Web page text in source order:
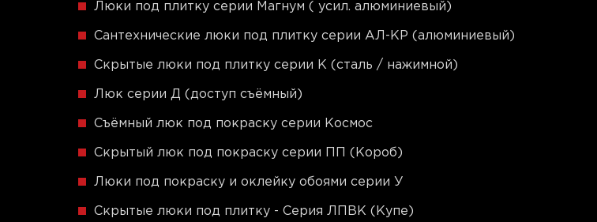
Люки под плитку серии Магнум ( усил. алюминиевый)
Сантехнические люки под плитку серии АЛ-КР (алюминиевый)
Скрытые люки под плитку серии K (сталь / нажимной)
Люк серии Д (доступ съёмный)
Съёмный люк под покраску серии Космос
Скрытый люк под покраску серии ПП (Короб)
Люки под покраску и оклейку обоями серии У
Скрытые люки под плитку - Серия ЛПВК (Купе)